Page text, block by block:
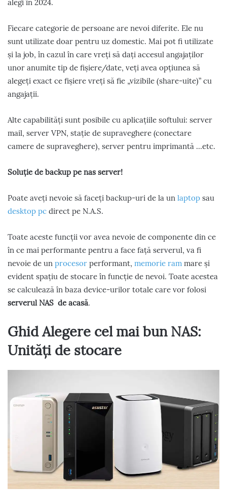
alegi în 2024.
Fiecare categorie de persoane are nevoi diferite. Ele nu
sunt utilizate doar pentru uz domestic. Mai pot fi utilizate
și la job, în cazul în care vreți să dați accesul angajaților
unor anumite tip de fișiere/date, veți avea opțiunea să
alegeți exact ce fișiere vreți să fie „vizibile (share-uite)” cu
angajații.
Alte capabilități sunt posibile cu aplicațiile softului: server
mail, server VPN, stație de supraveghere (conectare
camere de supraveghere), server pentru imprimantă …etc.
Soluție de backup pe nas server!
Poate aveți nevoie să faceți backup-uri de la un laptop sau
desktop pc direct pe N.A.S.
Toate aceste funcții vor avea nevoie de componente din ce
în ce mai performante pentru a face față serverul, va fi
nevoie de un procesor performant, memorie ram mare și
evident spațiu de stocare în funcție de nevoi. Toate acestea
se calculează în baza device-urilor totale care vor folosi
serverul NAS de acasă.
Ghid Alegere cel mai bun NAS:
Unități de stocare